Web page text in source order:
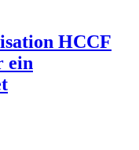
HCCF
ein